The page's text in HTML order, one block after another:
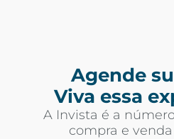
Agende
Viva essa
A Invista é a
compra e